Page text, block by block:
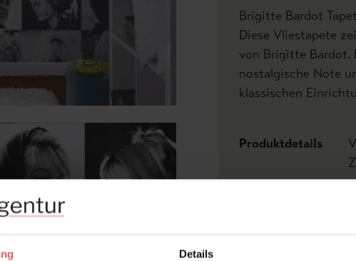
Details
Brigitte Bardot
Diese Vliestapete
von Brigitte Bardot.
nostalgische Note
klassischen
Produktdetails